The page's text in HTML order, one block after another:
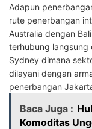
Adapun
rute penerbangan
Australia dengan
terhubung langsung
Sydney dimana
dilayani dengan
penerbangan
Baca Juga :
Komoditas